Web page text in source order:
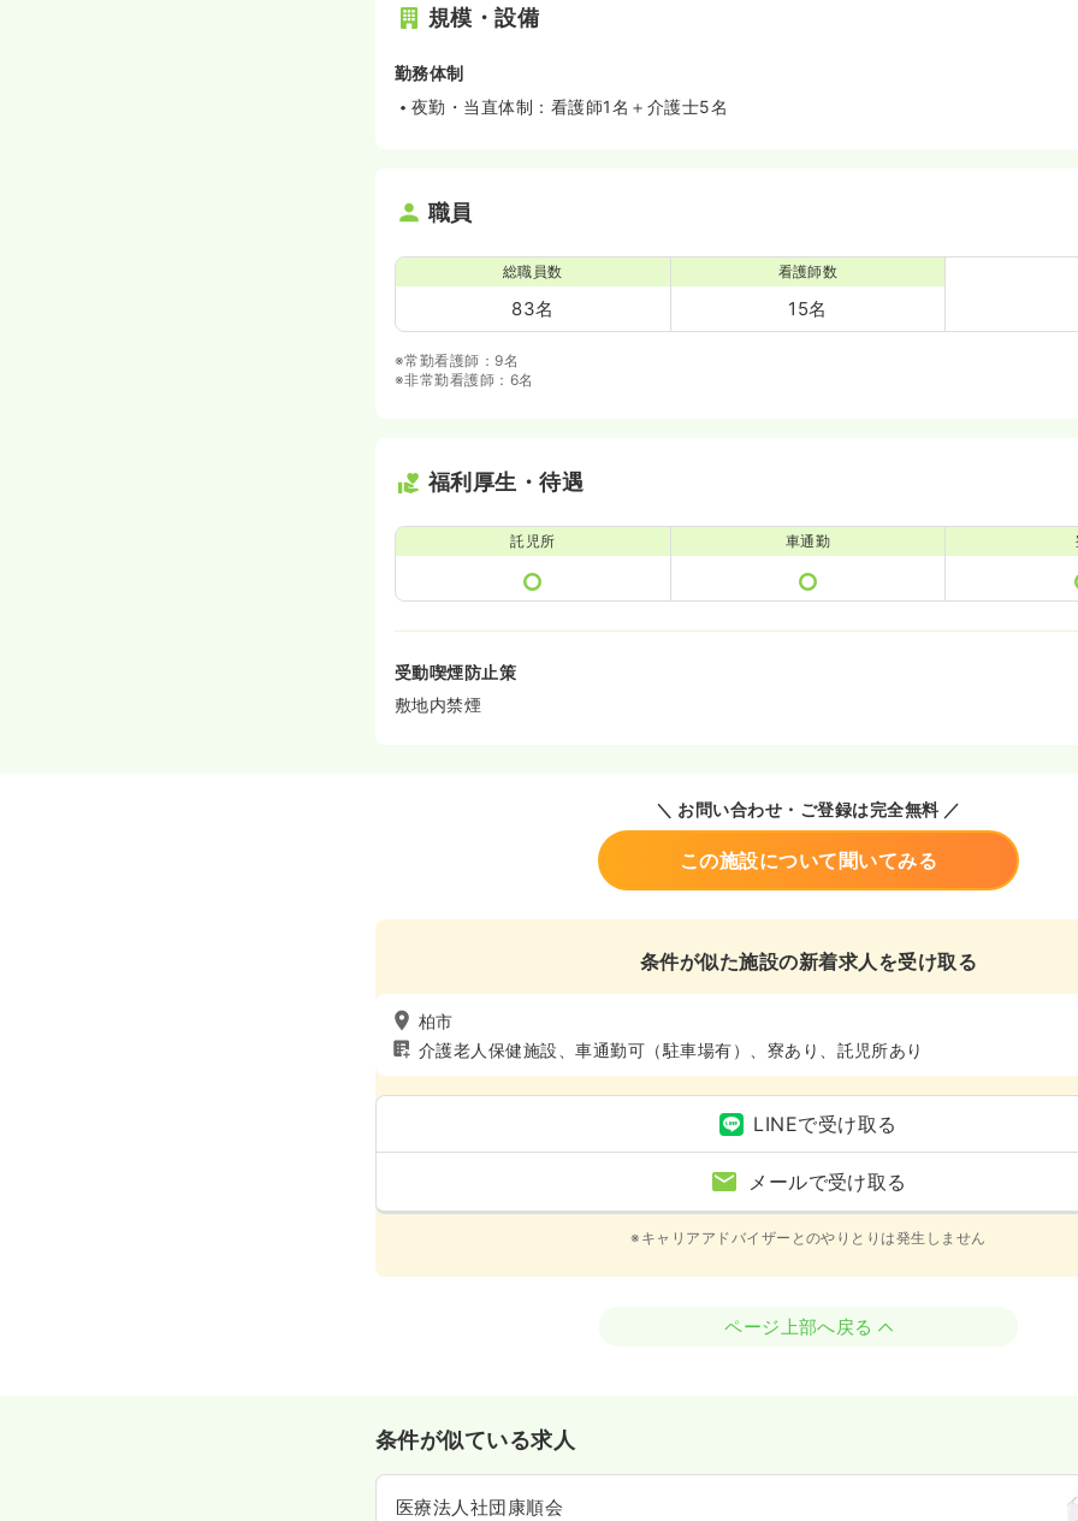
規模・設備
勤務体制
夜勤・当直体制：看護師1名＋介護士5名
職員
総職員数
83名
看護師数
15名
※常勤看護師：9名
※非常勤看護師：6名
福利厚生・待遇
託児所 車通勤
受動喫煙防止策
敷地内禁煙
＼ お問い合わせ・ご登録は完全無料 ／
この施設について聞いてみる
条件が似た施設の新着求人を受け取る
柏市
介護老人保健施設、車通勤可（駐車場有）、寮あり、託児所あり
LINEで受け取る
メールで受け取る
※キャリアアドバイザーとのやりとりは発生しません
ページ上部へ戻る
条件が似ている求人
医療法人社団康順会